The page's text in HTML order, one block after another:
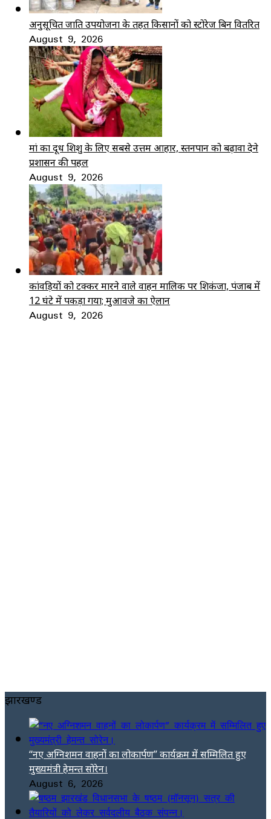
अनुसूचित जाति उपयोजना के तहत किसानों को स्टोरेज बिन वितरित
August 9, 2026
मां का दूध शिशु के लिए सबसे उत्तम आहार, स्तनपान को बढ़ावा देने
प्रशासन की पहल
August 9, 2026
कांवड़ियों को टक्कर मारने वाले वाहन मालिक पर शिकंजा, पंजाब में
12 घंटे में पकड़ा गया; मुआवजे का ऐलान
August 9, 2026
झारखण्ड
“नए अग्निशमन वाहनों का लोकार्पण” कार्यक्रम में सम्मिलित हुए
मुख्यमंत्री हेमन्त सोरेन।
August 6, 2026